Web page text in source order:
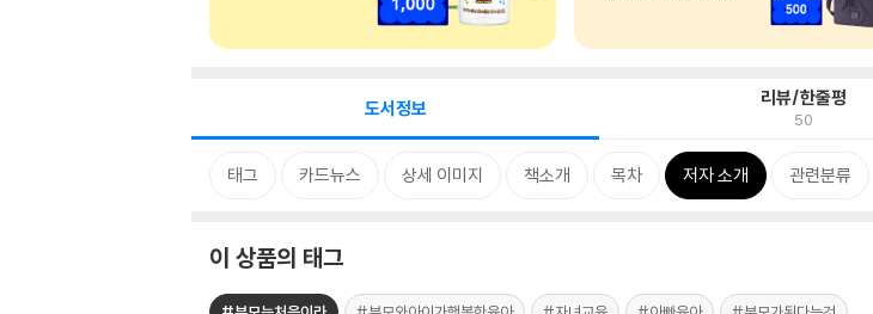
도서정보 리뷰/한줄평
50
태그 카드뉴스 상세 이미지 책소개 목차 저자 소개 관련분류
이 상품의 태그